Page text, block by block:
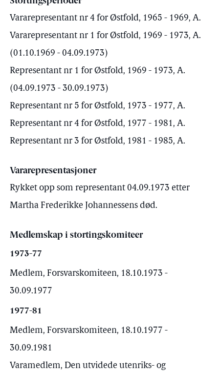
Vararepresentant nr 4 for Østfold, 1965 - 1969, A.
Vararepresentant nr 1 for Østfold, 1969 - 1973, A.
(01.10.1969 - 04.09.1973)
Representant nr 1 for Østfold, 1969 - 1973, A.
(04.09.1973 - 30.09.1973)
Representant nr 5 for Østfold, 1973 - 1977, A.
Representant nr 4 for Østfold, 1977 - 1981, A.
Representant nr 3 for Østfold, 1981 - 1985, A.
Vararepresentasjoner
Rykket opp som representant 04.09.1973 etter
Martha Frederikke Johannessens død.
Medlemskap i stortingskomiteer
1973-77
Medlem, Forsvarskomiteen, 18.10.1973 -
30.09.1977
1977-81
Medlem, Forsvarskomiteen, 18.10.1977 -
30.09.1981
Varamedlem, Den utvidede utenriks- og